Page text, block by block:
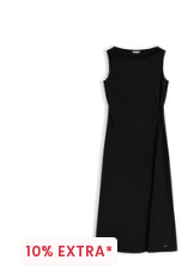
10% EXTRA*